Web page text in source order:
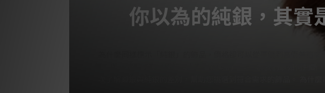
你以為的純銀，其實
為什麼同樣標示「純銀」的飾品，價格卻可以從平價到高價差這
銀」與「鍍銀」在材質結構上有著根本的不同。那我們該如何判
次了解鍍銀與純銀的差別，幫助您挑選到符合需求的飾品。 為什